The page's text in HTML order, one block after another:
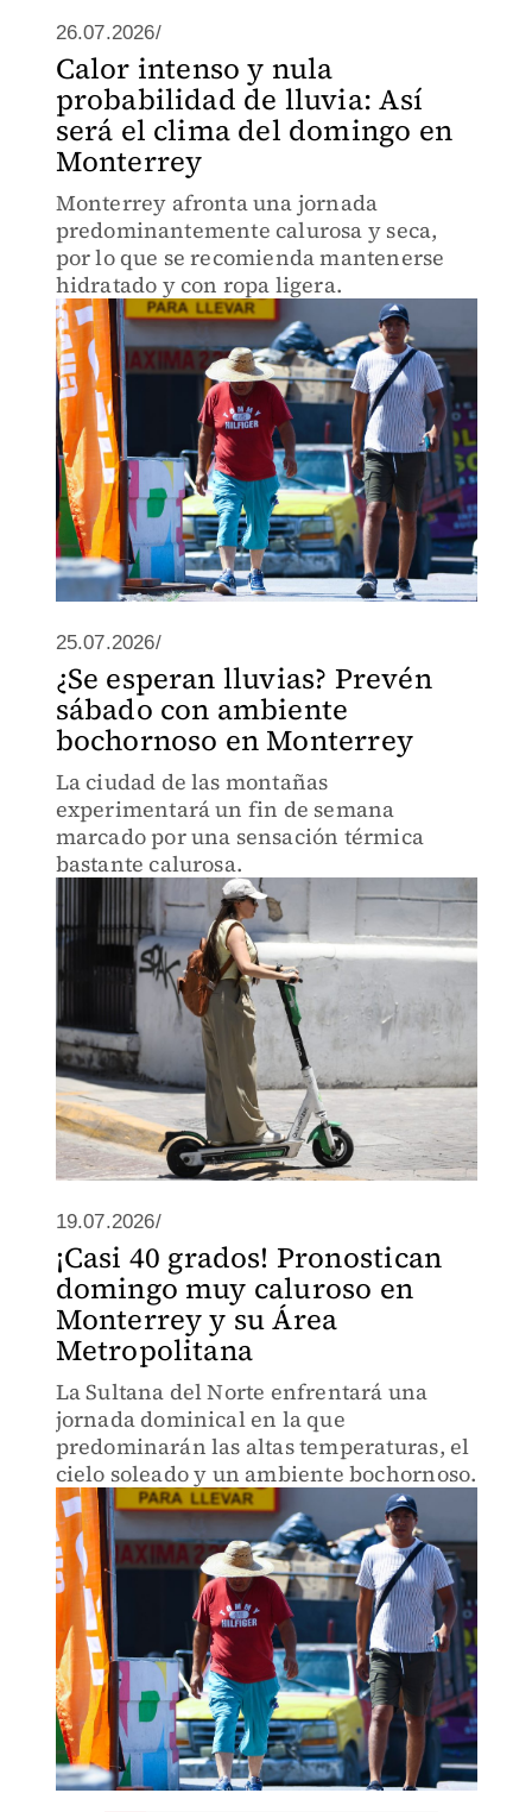
26.07.2026/
Calor intenso y nula
probabilidad de lluvia: Así
será el clima del domingo en
Monterrey
Monterrey afronta una jornada
predominantemente calurosa y seca,
por lo que se recomienda mantenerse
hidratado y con ropa ligera.
25.07.2026/
¿Se esperan lluvias? Prevén
sábado con ambiente
bochornoso en Monterrey
La ciudad de las montañas
experimentará un fin de semana
marcado por una sensación térmica
bastante calurosa.
19.07.2026/
¡Casi 40 grados! Pronostican
domingo muy caluroso en
Monterrey y su Área
Metropolitana
La Sultana del Norte enfrentará una
jornada dominical en la que
predominarán las altas temperaturas, el
cielo soleado y un ambiente bochornoso.